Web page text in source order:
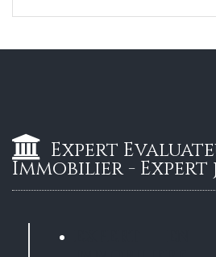
Expert
Immobilier -